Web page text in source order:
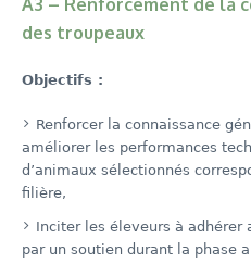
A3 – Renforcement de la
des troupeaux
Objectifs :
Renforcer la connaissance
améliorer les performances
d’animaux sélectionnés
filière,
Inciter les éleveurs à adhérer
par un soutien durant la phase